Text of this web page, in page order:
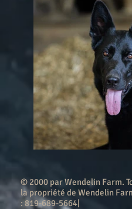
© 2000 par Wendelin Farm .
la propriété de Wendelin
: 819-689-5664|